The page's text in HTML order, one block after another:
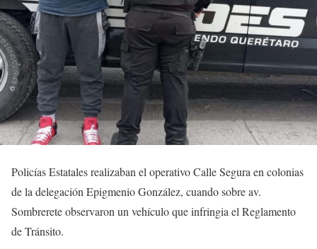
Policías Estatales realizaban el operativo Calle Segura en colonias
de la delegación Epigmenio González, cuando sobre av.
Sombrerete observaron un vehículo que infringia el Reglamento
de Tránsito.